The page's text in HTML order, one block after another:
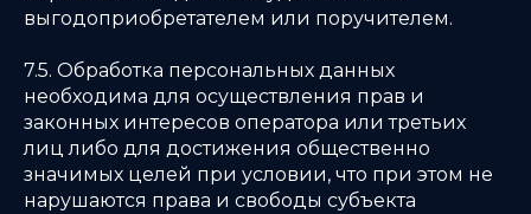
выгодоприобретателем или поручителем.
7.5. Обработка персональных данных
необходима для осуществления прав и
законных интересов оператора или третьих
лиц либо для достижения общественно
значимых целей при условии, что при этом не
нарушаются права и свободы субъекта